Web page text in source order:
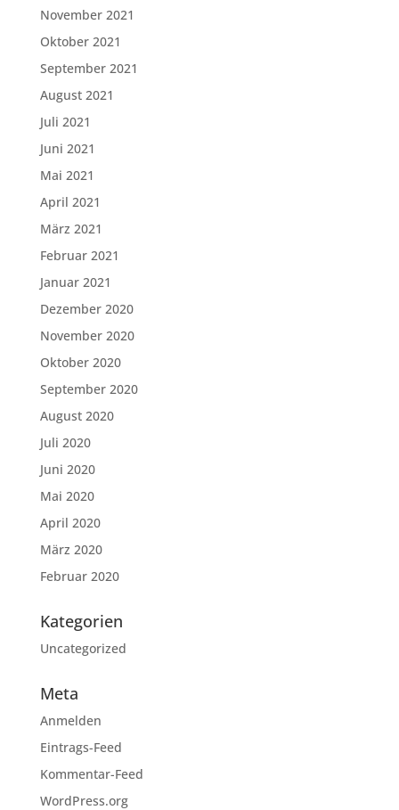
November 2021
Oktober 2021
September 2021
August 2021
Juli 2021
Juni 2021
Mai 2021
April 2021
März 2021
Februar 2021
Januar 2021
Dezember 2020
November 2020
Oktober 2020
September 2020
August 2020
Juli 2020
Juni 2020
Mai 2020
April 2020
März 2020
Februar 2020
Kategorien
Uncategorized
Meta
Anmelden
Eintrags-Feed
Kommentar-Feed
WordPress.org